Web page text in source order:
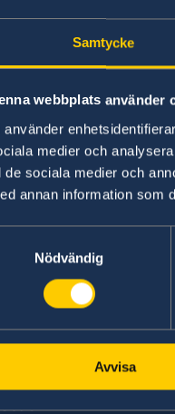
Samtycke
webbplats använder
använder
medier och
de sociala medier och
annan information som
Nödvändig
Avvisa
in Sweden